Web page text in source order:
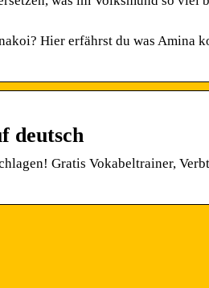
Hier erfährst du was Amina
deutsch
Gratis Vokabeltrainer,